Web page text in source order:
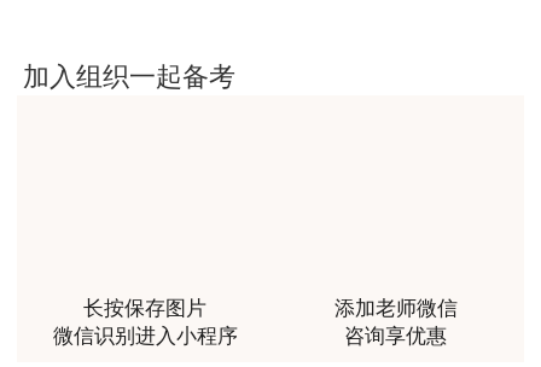
用户m6****57
课程清晰易懂，便于记忆，老师重难点讲解也很清晰
用户we****66
加入组织一起备考
长按保存图片
微信识别进入小程序
添加老师微信
咨询享优惠